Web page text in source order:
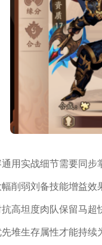
用实战细节需要同
削弱刘备技能增益
高坦度肉队保留马
堆生存属性才能持续